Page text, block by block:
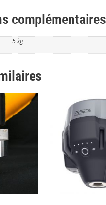
complémentaires
5 kg